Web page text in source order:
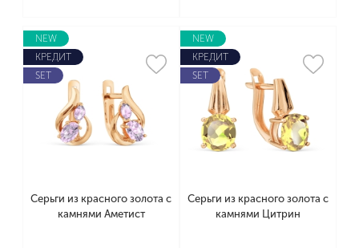
NEW
КРЕДИТ
SET
Серьги из красного золота с
камнями Аметист
NEW
КРЕДИТ
SET
Серьги из красного золота с
камнями Цитрин